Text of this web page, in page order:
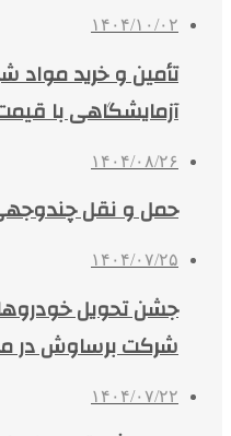
۱۴۰۴/۱۰/۰۲
تأمین و خرید مواد
آزمایشگاهی با
۱۴۰۴/۰۸/۲۶
حمل و نقل
۱۴۰۴/۰۷/۲۵
جشن تحویل
شرکت برساوش در
۱۴۰۴/۰۷/۲۲